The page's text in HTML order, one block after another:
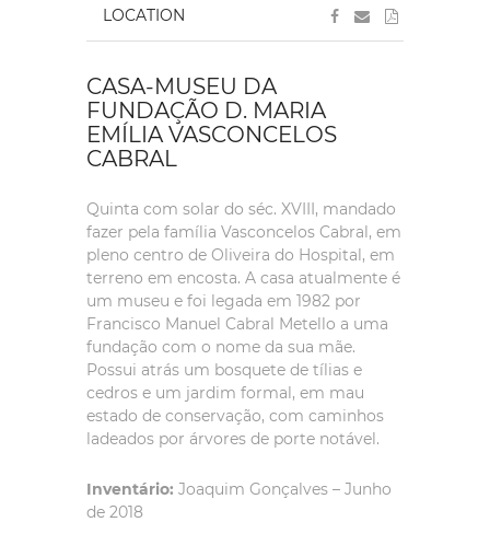
LOCATION
CASA-MUSEU DA
FUNDAÇÃO D. MARIA
EMÍLIA VASCONCELOS
CABRAL
Quinta com solar do séc. XVIII, mandado
fazer pela família Vasconcelos Cabral, em
pleno centro de Oliveira do Hospital, em
terreno em encosta. A casa atualmente é
um museu e foi legada em 1982 por
Francisco Manuel Cabral Metello a uma
fundação com o nome da sua mãe.
Possui atrás um bosquete de tílias e
cedros e um jardim formal, em mau
estado de conservação, com caminhos
ladeados por árvores de porte notável.
Inventário: Joaquim Gonçalves – Junho
de 2018